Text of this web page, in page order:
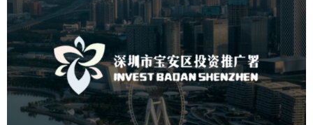
深圳市宝安区投资推广署
机构组织 国企 品牌官网 网站建设 网站设计